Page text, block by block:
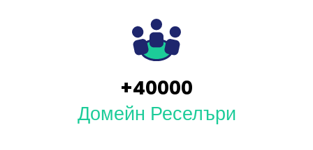
+40000
Домейн Реселъри